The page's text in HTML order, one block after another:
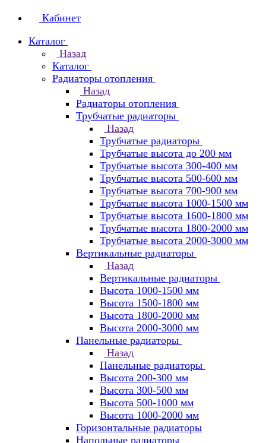
Кабинет
Каталог
Назад
Каталог
Радиаторы отопления
Назад
Радиаторы отопления
Трубчатые радиаторы
Назад
Трубчатые радиаторы
Трубчатые высота до 200 мм
Трубчатые высота 300-400 мм
Трубчатые высота 500-600 мм
Трубчатые высота 700-900 мм
Трубчатые высота 1000-1500 мм
Трубчатые высота 1600-1800 мм
Трубчатые высота 1800-2000 мм
Трубчатые высота 2000-3000 мм
Вертикальные радиаторы
Назад
Вертикальные радиаторы
Высота 1000-1500 мм
Высота 1500-1800 мм
Высота 1800-2000 мм
Высота 2000-3000 мм
Панельные радиаторы
Назад
Панельные радиаторы
Высота 200-300 мм
Высота 300-500 мм
Высота 500-1000 мм
Высота 1000-2000 мм
Горизонтальные радиаторы
Напольные радиаторы